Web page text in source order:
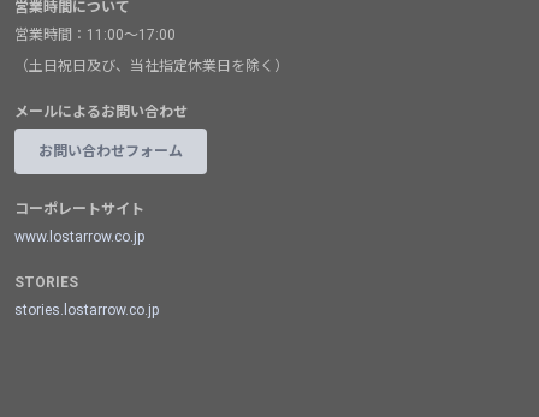
営業時間について
営業時間：11:00～17:00
（土日祝日及び、当社指定休業日を除く）
メールによるお問い合わせ
お問い合わせフォーム
コーポレートサイト
www.lostarrow.co.jp
STORIES
stories.lostarrow.co.jp